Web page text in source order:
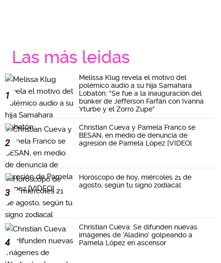
Las más leidas
1
Melissa Klug revela el motivo del
polémico audio a su hija Samahara
Lobatón: "Se fue a la inauguración del
búnker de Jefferson Farfán con Ivanna
Yturbe y el Zorro Zupe"
2
Christian Cueva y Pamela Franco se
BESAN, en medio de denuncia de
agresión de Pamela López [VIDEO]
3
Horóscopo de hoy, miércoles 21 de
agosto, según tu signo zodiacal
4
Christian Cueva: Se difunden nuevas
imágenes de 'Aladino' golpeando a
Pamela López en ascensor